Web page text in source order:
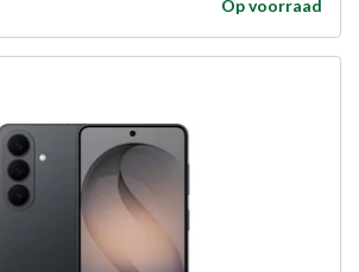
Op voorraad